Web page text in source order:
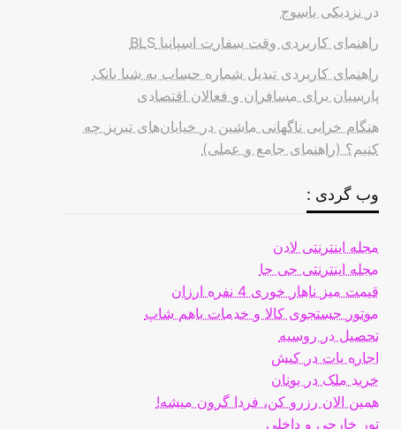
در نزدیکی یاسوج
راهنمای کاربردی وقت سفارت اسپانیا BLS
راهنمای کاربردی تبدیل شماره حساب به شبا بانک
پارسیان برای مسافران و فعالان اقتصادی
هنگام خرابی ناگهانی ماشین در خیابان‌های تبریز چه
کنیم؟ (راهنمای جامع و عملی)
وب گردی :
مجله اینترنتی لادن
مجله اینترنتی جی جا
قیمت میز ناهار خوری 4 نفره ارزان
موتور جستجوی کالا و خدمات باهم شاپ
تحصیل در روسیه
اجاره یات در کیش
خرید ملک در یونان
همین الان رزرو کن، فردا گرون میشه!
تور خارجی و داخلی